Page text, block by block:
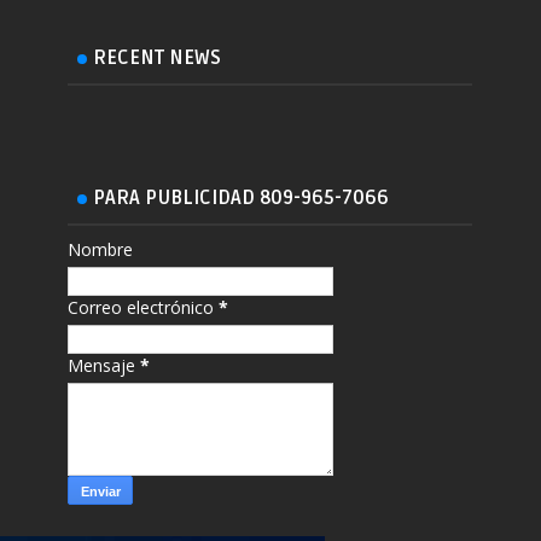
RECENT NEWS
PARA PUBLICIDAD 809-965-7066
Nombre
Correo electrónico*
Mensaje*